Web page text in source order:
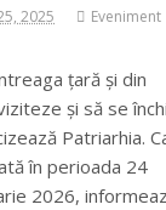
2025
Eveniment
ţară şi din
şi să se
Patriarhia.
în perioada 24
2026,